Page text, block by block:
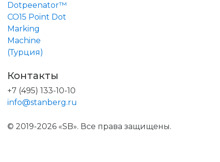
Контакты
+7 (495) 133-10-10
info@stanberg.ru
© 2019-2026 «SB». Все права защищены.